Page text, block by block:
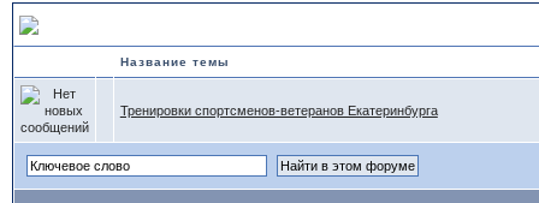
Название темы
Тренировки спортсменов-ветеранов Екатеринбурга